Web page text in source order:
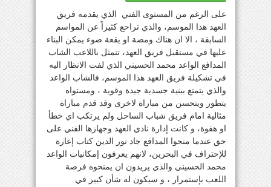
على الرغم من المستوى الفني الذي يقدمه فريق
العهد هذا الموسم، والذي تراحع كثيراً عن المواسم
السابقة ، الا ان هناك ومضة او يقعة ضوء يمكن البناء
عليها في مستقبل فريق العهد، تتمثل باللاعب الشاب
المدافع الواعد محمد الحسيني الذي لفت الانظار اليه
في تشكيلة فريق العهد هذا الموسم، فالشاب الواعد
والذي يتمتع ببنية جسدية جيدة وقوية ، ومستواه
يتطور ويتحسن من مباراة لاخرى وقد قدم مباراة
مثالية امام فريق شباب الساحل ولم يرتكب اي خطأ
او هفوة، و كانت إدارة نادي العهد وجهازها الفني على
حق عندما منحوا المدافع جاد نور الدين كتاب إعارة
للإحتراف في البحرين، لانهم يعرفون إمكانيات الواعد
محمد الحسيني والذي يريدون ان يمنحوه فرصة
اللعب بإستمرار ، و سيكون له شأن كبير في